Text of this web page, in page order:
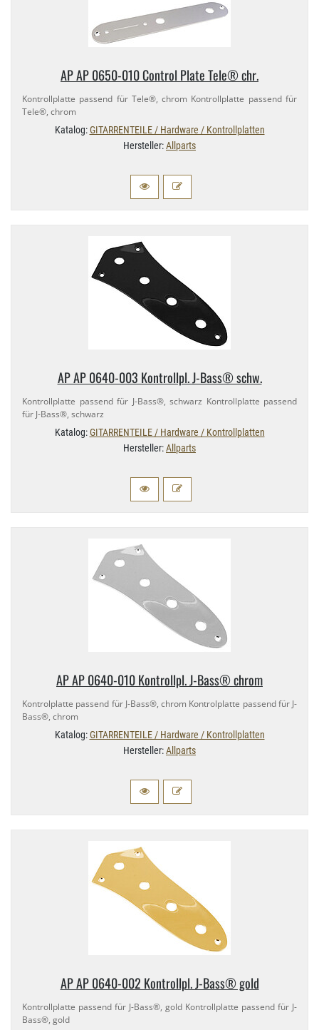
AP AP 0650-​010 Control Plate Tele® chr.
Kontrollplatte passend für Tele®, chrom Kontrollplatte passend für
Tele®, chrom
Katalog:GITARRENTEILE / Hardware / Kontrollplatten
Hersteller:Allparts
AP AP 0640-​003 Kontrollpl. J-​Bass® schw.
Kontrollplatte passend für J-​Bass®, schwarz Kontrollplatte passend
für J-​Bass®, schwarz
Katalog:GITARRENTEILE / Hardware / Kontrollplatten
Hersteller:Allparts
AP AP 0640-​010 Kontrollpl. J-​Bass® chrom
Kontrolplatte passend für J-​Bass®, chrom Kontrolplatte passend für J-​
Bass®, chrom
Katalog:GITARRENTEILE / Hardware / Kontrollplatten
Hersteller:Allparts
AP AP 0640-​002 Kontrollpl. J-​Bass® gold
Kontrollplatte passend für J-​Bass®, gold Kontrollplatte passend für J-​
Bass®, gold